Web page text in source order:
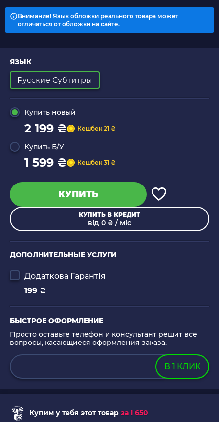
Внимание! Язык обложки реального товара может
отличаться от обложки на сайте.
ЯЗЫК
Русские Субтитры
Купить новый
2 199 ₴ Кешбек 21 ₴
Купить Б/У
1 599 ₴ Кешбек 31 ₴
КУПИТЬ
КУПИТЬ В КРЕДИТ
від 0 ₴ / міс
ДОПОЛНИТЕЛЬНЫЕ УСЛУГИ
Додаткова Гарантія
199 ₴
БЫСТРОЕ ОФОРМЛЕНИЕ
Просто оставьте телефон и консультант решит все
вопросы, касающиеся оформления заказа.
В 1 КЛИК
Купим у тебя этот товар за 1 650